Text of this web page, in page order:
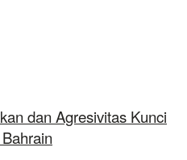
dan Agresivitas Kunci